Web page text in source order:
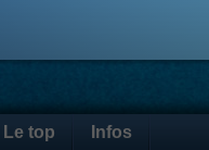
Le top Infos